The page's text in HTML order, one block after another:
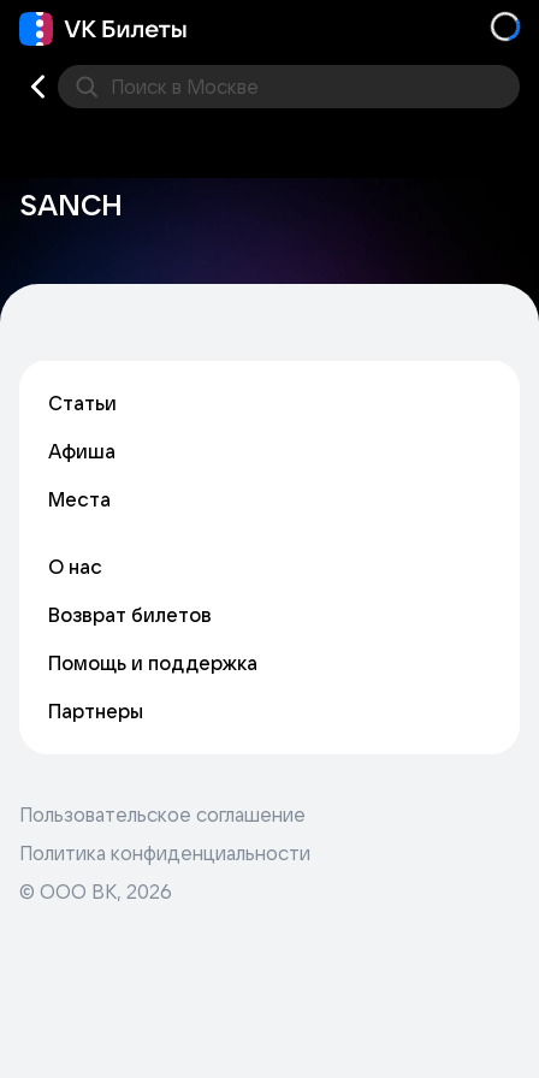
Поиск в Москве
SANCH
Статьи
Афиша
Места
О нас
Возврат билетов
Помощь и поддержка
Партнеры
Пользовательское соглашение
Политика конфиденциальности
© ООО ВК, 2026